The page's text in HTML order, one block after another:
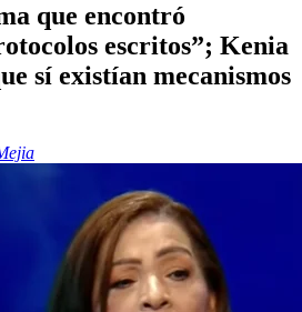
que encontró
escritos”; Kenia
sí existían mecanismos